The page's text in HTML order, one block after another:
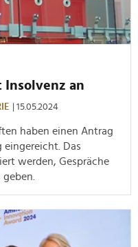
an
| 15.05.2024
haben einen Antrag
Das
werden, Gespräche